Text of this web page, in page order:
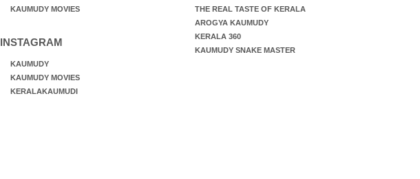
KAUMUDY MOVIES
INSTAGRAM
KAUMUDY
KAUMUDY MOVIES
KERALAKAUMUDI
THE REAL TASTE OF KERALA
AROGYA KAUMUDY
KERALA 360
KAUMUDY SNAKE MASTER